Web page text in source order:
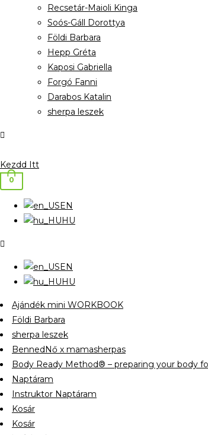
Recsetár-Maioli Kinga
Soós-Gáll Dorottya
Földi Barbara
Hepp Gréta
Kaposi Gabriella
Forgó Fanni
Darabos Katalin
sherpa leszek
Kezdd Itt
0
EN
HU
EN
HU
Ajándék mini WORKBOOK
Földi Barbara
sherpa leszek
BennedNő x mamasherpas
Body Ready Method® – preparing your body
Naptáram
Instruktor Naptáram
Kosár
Kosár